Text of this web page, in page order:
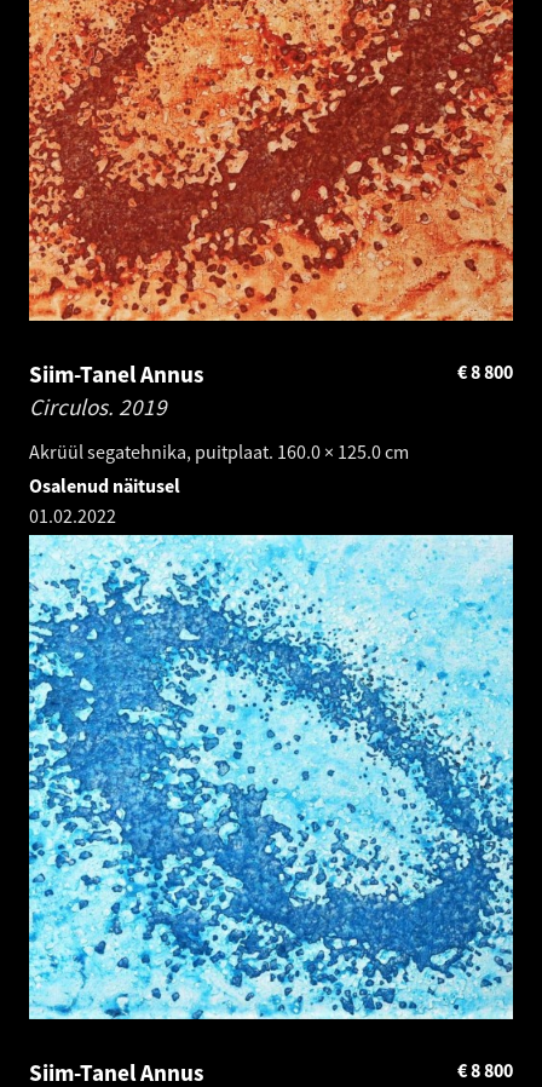
Siim-Tanel Annus
Circulos. 2019
Akrüül segatehnika, puitplaat. 160.0 × 125.0 cm
8 800
€
Osalenud näitusel
01.02.2022
Siim-Tanel Annus
8 800
€